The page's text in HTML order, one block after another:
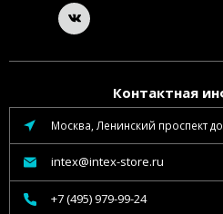
Контактная
Москва, Ленинский проспект
intex@intex-store.ru
+7 (495) 979-99-24